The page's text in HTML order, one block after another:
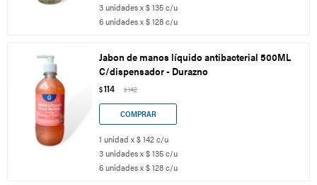
3 unidades x $ 135 c/u
6 unidades x $ 128 c/u
Jabon de manos líquido antibacterial 500ML
C/dispensador - Durazno
$114 $142
1 unidad x $ 142 c/u
3 unidades x $ 135 c/u
6 unidades x $ 128 c/u